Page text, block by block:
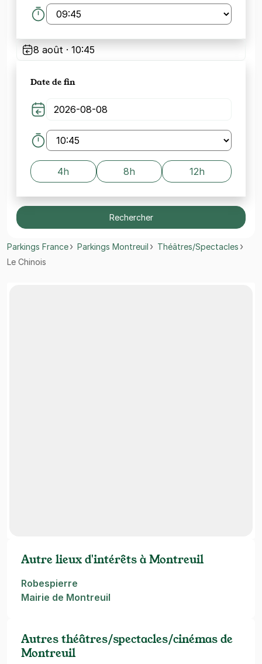
8 août · 10:45
Date de fin
4h 8h 12h
Rechercher
Parkings France Parkings Montreuil
Théâtres/Spectacles
Le Chinois
Autre lieux d'intérêts à Montreuil
Robespierre
Mairie de Montreuil
Autres théâtres/spectacles/cinémas de
Montreuil